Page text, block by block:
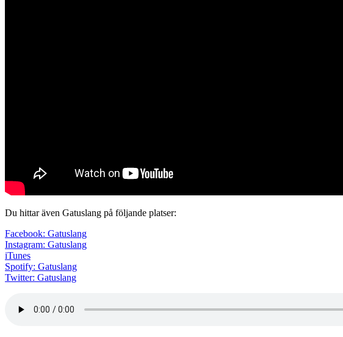
Du hittar även Gatuslang på följande platser:
Facebook: Gatuslang
Instagram: Gatuslang
iTunes
Spotify: Gatuslang
Twitter: Gatuslang